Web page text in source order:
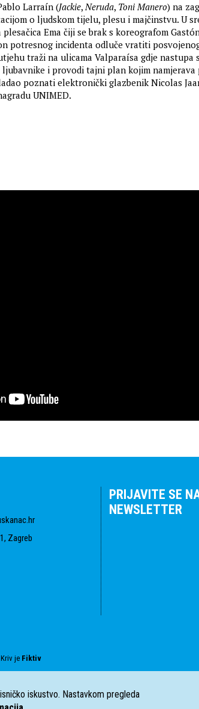
Larraín (Jackie,Neruda, Toni Manero) na
o ljudskom tijelu, plesu i majčinstvu. U
Ema čiji se brak s koreografom
potresnog incidenta odluče vratiti
traži na ulicama Valparaísa gdje nastupa
i provodi tajni plan kojim
poznati elektronički glazbenik Nicolas
UNIMED.
Zagreb
PRIJAVITE SE
NEWSLETTER
je Fiktiv
iskustvo. Nastavkom pregleda